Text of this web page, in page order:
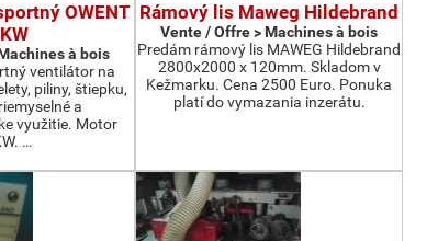
OWENT
à bois
ventilátor na
piliny, štiepku,
a
využitie. Motor
…
Rámový lis Maweg Hildebrand
Vente / Offre > Machines à bois
Predám rámový lis MAWEG Hildebrand
2800x2000 x 120mm. Skladom v
Kežmarku. Cena 2500 Euro. Ponuka
platí do vymazania inzerátu.